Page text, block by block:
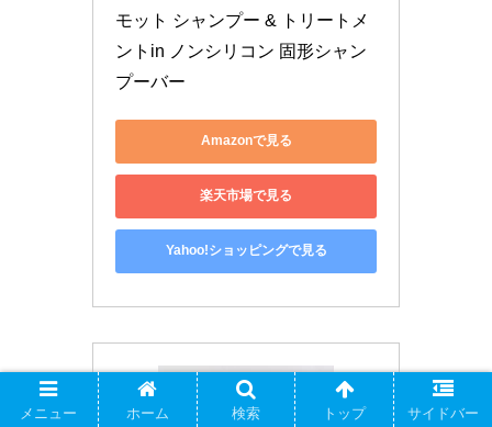
モット シャンプー & トリートメ
ントin ノンシリコン 固形シャン
プーバー
Amazonで見る
楽天市場で見る
Yahoo!ショッピングで見る
メニュー ホーム 検索 トップ サイドバー